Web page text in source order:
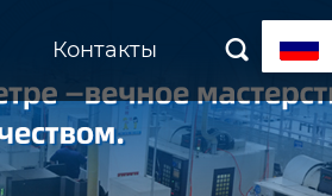
Контакты 